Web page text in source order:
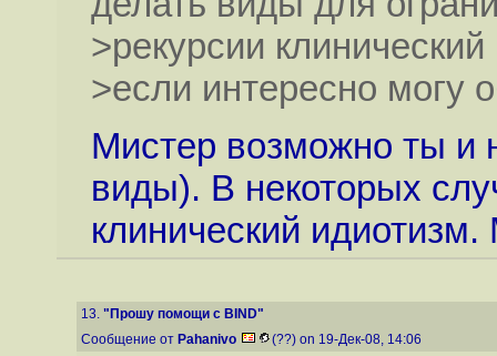
>рекурсии
>если интересно могу
Мистер возможно ты и
виды). В некоторых
клинический
13. "Прошу помощи с BIND"
Сообщение от Pahanivo (??) on 19-Дек-08, 14:06